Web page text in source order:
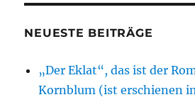
NEUESTE BEITRÄGE
„Der Eklat“, das ist der
Kornblum (ist erschienen